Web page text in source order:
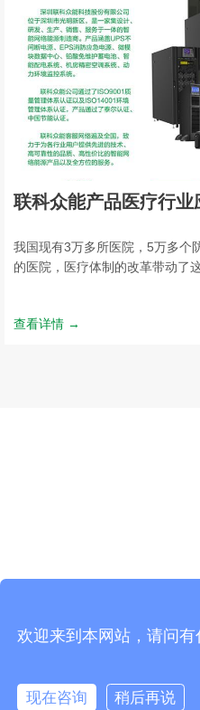
联科众能产品医疗行业
我国现有3万多所医院，5万多个
的医院，医疗体制的改革带动了
查看详情 →
*
欢迎来到本网站，请问有
现在咨询 稍后再说